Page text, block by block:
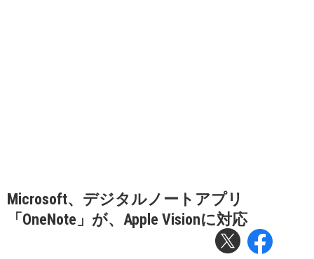
Microsoft、デジタルノートアプリ
「OneNote」が、Apple Visionに対応